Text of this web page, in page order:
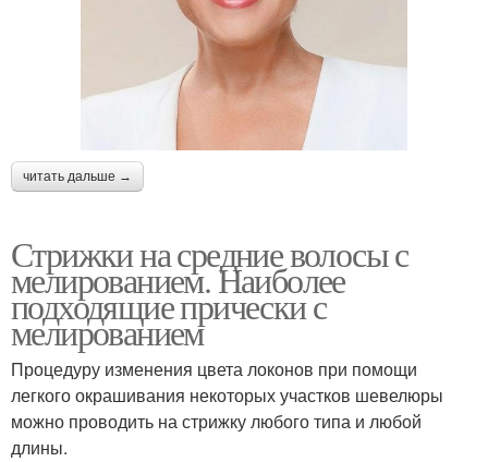
читать дальше →
Стрижки на средние волосы с
мелированием. Наиболее
подходящие прически с
мелированием
Процедуру изменения цвета локонов при помощи
легкого окрашивания некоторых участков шевелюры
можно проводить на стрижку любого типа и любой
длины.